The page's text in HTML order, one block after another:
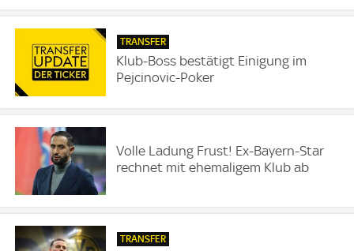
TRANSFER
Klub-Boss bestätigt Einigung im
Pejcinovic-Poker
Volle Ladung Frust! Ex-Bayern-Star
rechnet mit ehemaligem Klub ab
TRANSFER